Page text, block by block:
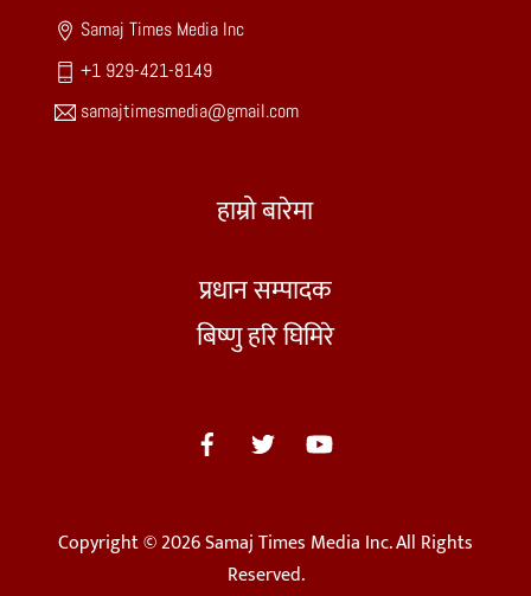
Samaj Times Media Inc
+1 929-421-8149
samajtimesmedia@gmail.com
हाम्रो बारेमा
प्रधान सम्पादक
बिष्णु हरि घिमिरे
Copyright © 2026 Samaj Times Media Inc. All Rights
Reserved.